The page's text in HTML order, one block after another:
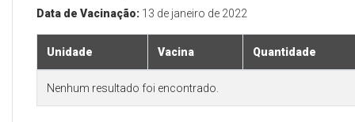
Data de Vacinação: 13 de janeiro de 2022
Unidade Vacina Quantidade
Nenhum resultado foi encontrado.